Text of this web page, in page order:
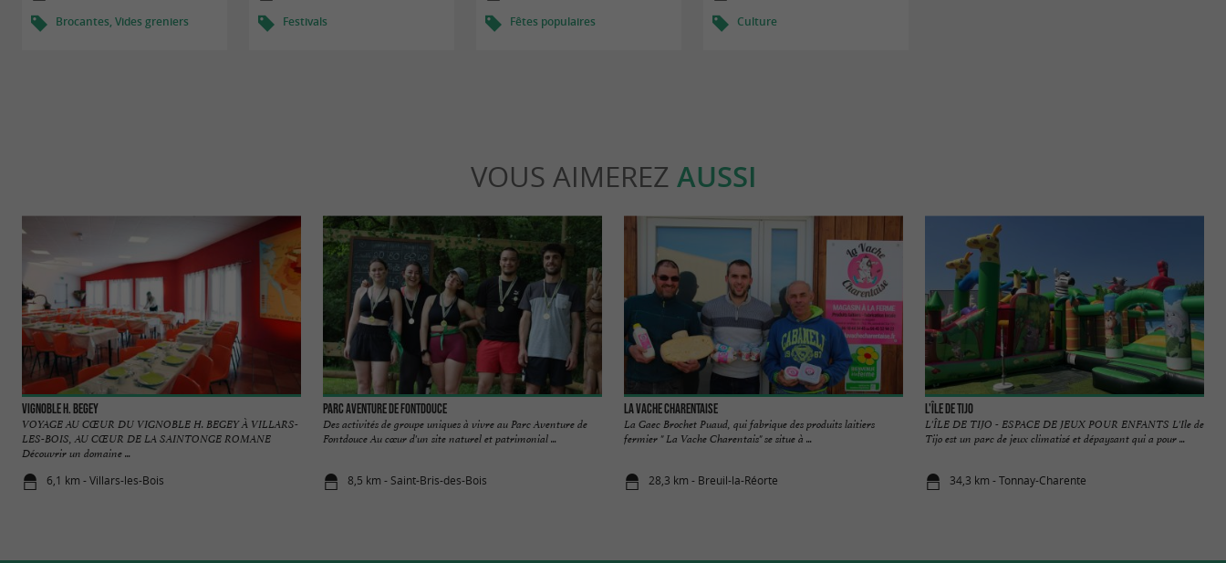
Brocantes, Vides greniers Festivals Fêtes populaires Culture
VOUS AIMEREZ AUSSI
Vignoble H. Begey
VOYAGE AU CŒUR DU VIGNOBLE H. BEGEY À VILLARS-
LES-BOIS, AU CŒUR DE LA SAINTONGE ROMANE
Découvrir un domaine ...
6,1 km - Villars-les-Bois
Parc Aventure de Fontdouce
Des activités de groupe uniques à vivre au Parc Aventure de
Fontdouce Au cœur d'un site naturel et patrimonial ...
8,5 km - Saint-Bris-des-Bois
La Vache Charentaise
La Gaec Brochet Puaud, qui fabrique des produits laitiers
fermier " La Vache Charentais" se situe à ...
28,3 km - Breuil-la-Réorte
L'île de Tijo
L'ÎLE DE TIJO - ESPACE DE JEUX POUR ENFANTS L'Ile de
Tijo est un parc de jeux climatisé et dépaysant qui a pour ...
34,3 km - Tonnay-Charente